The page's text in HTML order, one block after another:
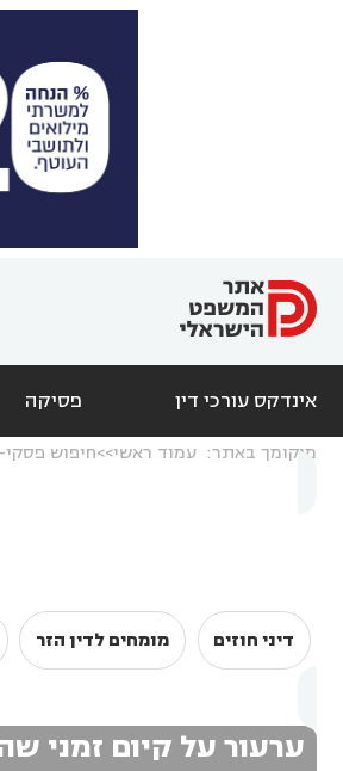
אינדקס עורכי דין פסיקה
מיקומך באתר: עמוד ראשי חיפוש
דיני חוזים מומחים לדין הזר
ערעור על קיום זמני